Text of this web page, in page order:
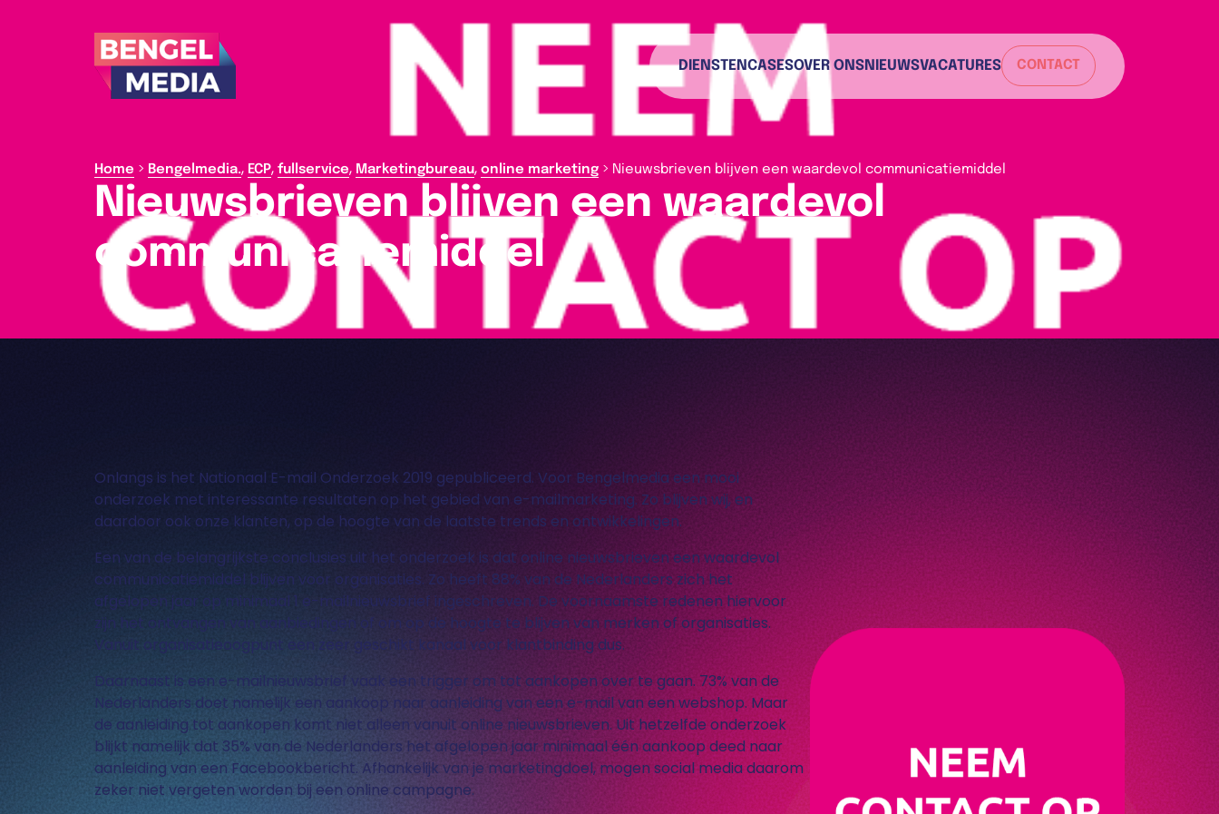
DIENSTENCASESOVER ONSNIEUWSVACATURES CONTACT
Home > Bengelmedia., ECP, fullservice, Marketingbureau, online marketing > Nieuwsbrieven blijven een waardevol communicatiemiddel
Nieuwsbrieven blijven een waardevol
communicatiemiddel
Onlangs is het Nationaal E-mail Onderzoek 2019 gepubliceerd. Voor Bengelmedia een mooi
onderzoek met interessante resultaten op het gebied van e-mailmarketing. Zo blijven wij, en
daardoor ook onze klanten, op de hoogte van de laatste trends en ontwikkelingen.
Een van de belangrijkste conclusies uit het onderzoek is dat online nieuwsbrieven een waardevol
communicatiemiddel blijven voor organisaties. Zo heeft 88% van de Nederlanders zich het
afgelopen jaar op minimaal 1 e-mailnieuwsbrief ingeschreven. De voornaamste redenen hiervoor
zijn het ontvangen van aanbiedingen of om op de hoogte te blijven van merken of organisaties.
Vanuit organisatieoogpunt een zeer geschikt kanaal voor klantbinding dus.
Daarnaast is een e-mailnieuwsbrief vaak een trigger om tot aankopen over te gaan. 73% van de
Nederlanders doet namelijk een aankoop naar aanleiding van een e-mail van een webshop. Maar
de aanleiding tot aankopen komt niet alleen vanuit online nieuwsbrieven. Uit hetzelfde onderzoek
blijkt namelijk dat 35% van de Nederlanders het afgelopen jaar minimaal één aankoop deed naar
aanleiding van een Facebookbericht. Afhankelijk van je marketingdoel, mogen social media daarom
zeker niet vergeten worden bij een online campagne.